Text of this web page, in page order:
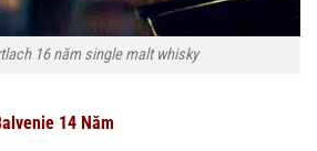
16 năm single malt whisky
14 Năm